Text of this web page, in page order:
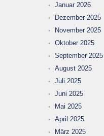
Januar 2026
Dezember 2025
November 2025
Oktober 2025
September 2025
August 2025
Juli 2025
Juni 2025
Mai 2025
April 2025
März 2025